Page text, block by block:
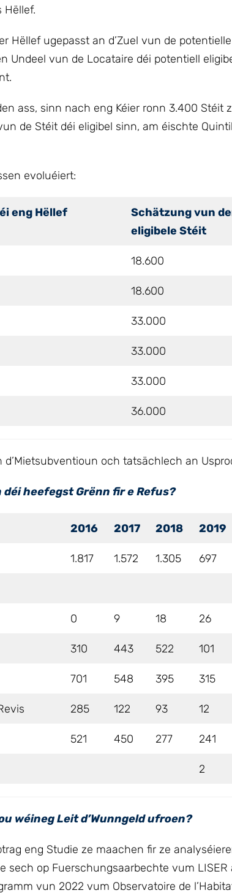
Hëllef.
Hëllef ugepasst an d’Zuel vun de
Undeel vun de Locataire déi potentiell
ass, sinn nach eng Kéier ronn 3.400 Stéit
de Stéit déi eligibel sinn, am éischte
evoluéiert:
eng Hëllef
Schätzung vun
eligibele Stéit
18.600
18.600
33.000
33.000
33.000
36.000
och tatsächlech an
heefegst Grënn fir e Refus?
2016 2017 2018 2019
1.817 1.572 1.305 697
0 9 18 26
310 443 522 101
701 548 395 315
285 122 93 12
521 450 277 241
2
wéineg Leit d’Wunngeld ufroen?
eng Studie ze maachen fir ze
sech op Fuerschungsaarbechte vum LISER
vun 2022 vum Observatoire de